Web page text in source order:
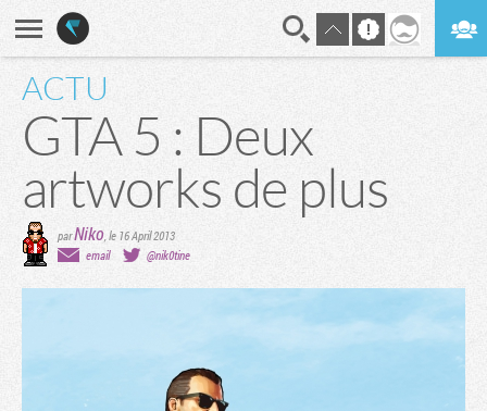
ACTU
GTA 5 : Deux
artworks de plus
parNiko,le 16 April 2013
email
@nik0tine